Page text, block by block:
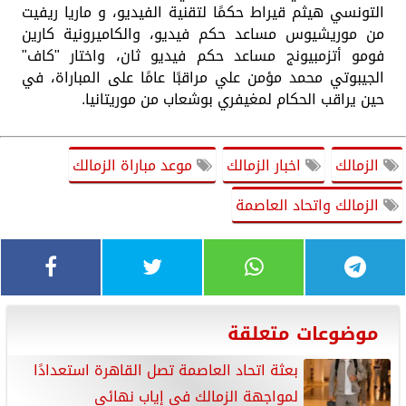
التونسي هيثم قيراط حكمًا لتقنية الفيديو، و ماريا ريفيت
من موريشيوس مساعد حكم فيديو، والكاميرونية كارين
فومو أتزمبيونج مساعد حكم فيديو ثان، واختار "كاف"
الجيبوتي محمد مؤمن علي مراقبًا عامًا على المباراة، في
حين يراقب الحكام لمغيفري بوشعاب من موريتانيا.
الزمالك اخبار الزمالك
موعد مباراة الزمالك
الزمالك واتحاد العاصمة
موضوعات متعلقة
بعثة اتحاد العاصمة تصل القاهرة استعدادًا
لمواجهة الزمالك في إياب نهائي